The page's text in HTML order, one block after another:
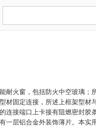
耐火窗，包括防火中空玻璃；
材固定连接，所述上框架型材
连接端口上卡接有阻燃密封胶
一层铝合金外装饰薄片。本实